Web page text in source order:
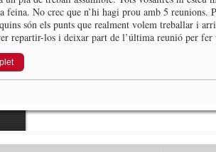
feina. No crec que n’hi hagi prou amb 5 reunions.
són els punts que realment volem treballar i
repartir-los i deixar part de l’última reunió per